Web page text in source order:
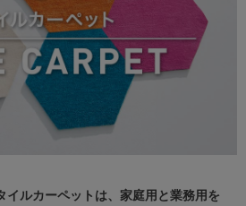
交通規制などにより、対象地域や
となる場合がございます。
かけいたしますが、何卒ご理解賜
げます。
りますため、休業期間中のご注文
18日(火)以降となります。
しくはこちらから
イルカーペットは、家庭用と業務用を